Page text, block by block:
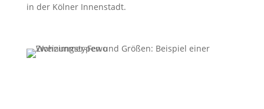
in der Kölner Innenstadt.